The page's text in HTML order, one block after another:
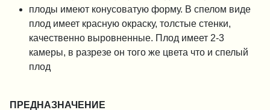
плоды имеют конусоватую форму. В спелом виде
плод имеет красную окраску, толстые стенки,
качественно выровненные. Плод имеет 2-3
камеры, в разрезе он того же цвета что и спелый
плод
ПРЕДНАЗНАЧЕНИЕ